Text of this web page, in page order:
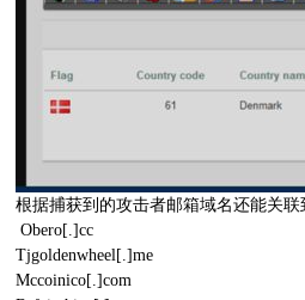
根据捕获到的攻击者邮箱域名还能关
Obero[.]cc
Tjgoldenwheel[.]me
Mccoinico[.]com